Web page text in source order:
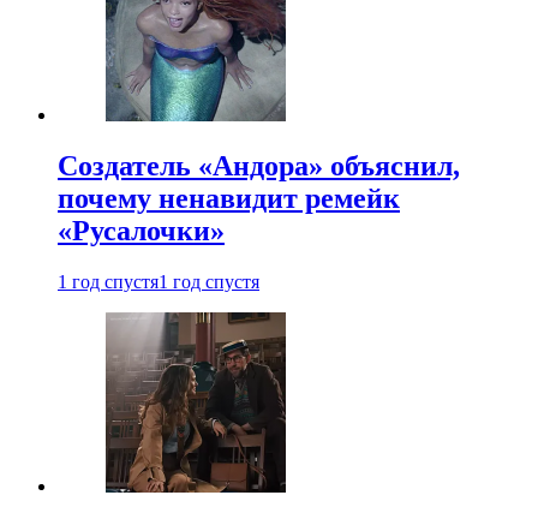
Создатель «Андора» объяснил,
почему ненавидит ремейк
«Русалочки»
1 год спустя1 год спустя